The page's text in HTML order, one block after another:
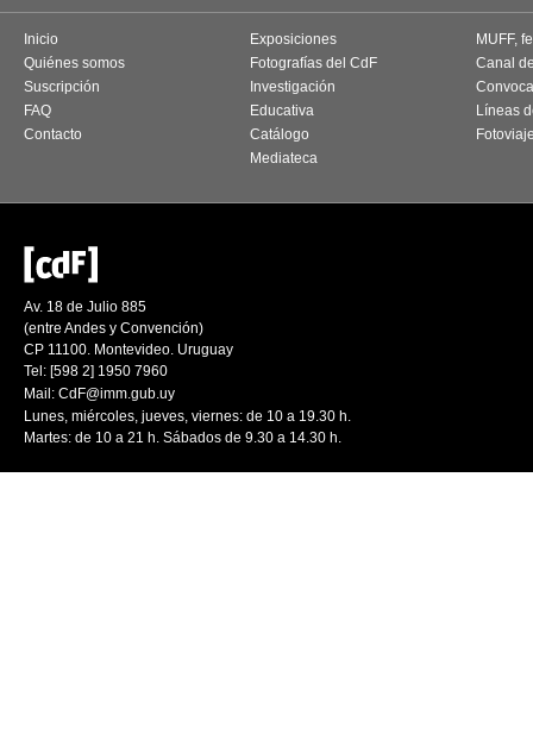
Inicio
Quiénes somos
Suscripción
FAQ
Contacto
Exposiciones
Fotografías del CdF
Investigación
Educativa
Catálogo
Mediateca
MUFF,
Canal
Líneas
Av. 18 de Julio 885
(entre Andes y Convención)
CP 11100. Montevideo. Uruguay
Tel: [598 2] 1950 7960
Mail: CdF@imm.gub.uy
Lunes, miércoles, jueves, viernes: de 10 a 19.30 h.
Martes: de 10 a 21 h. Sábados de 9.30 a 14.30 h.